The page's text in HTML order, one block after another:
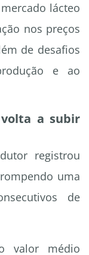
lácteo
nos preços
de desafios
e ao
a subir
registrou
uma
de
valor médio